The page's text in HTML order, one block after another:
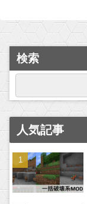
検索
人気記事